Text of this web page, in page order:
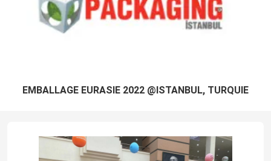
EMBALLAGE EURASIE 2022 @ISTANBUL, TURQUIE